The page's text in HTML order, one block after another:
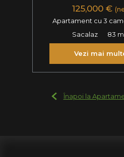
125,000 €
Apartament cu 3
Sacalaz
83
Vezi mai
Înapoi la